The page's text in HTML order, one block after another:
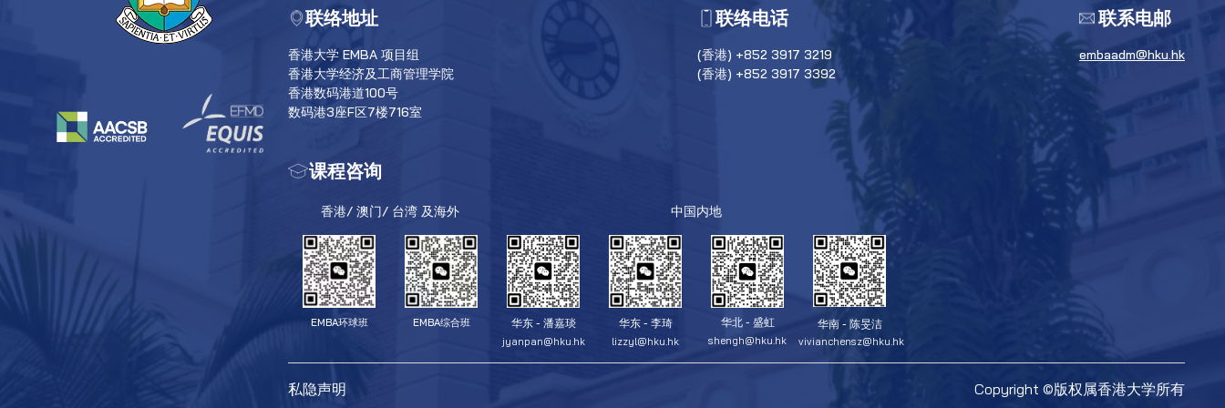
联络地址
香港大学 EMBA 项目组
香港大学经济及工商管理学院
香港数码港道100号
数码港3座F区7楼716室
联络电话
(香港) +852 3917 3219
(香港) +852 3917 3392
联系电邮
embaadm@hku.hk
课程咨询
香港/ 澳门/ 台湾 及海外
EMBA环球班 EMBA综合班
中国内地
华东 - 潘嘉琰
jyanpan@hku.hk
华东 - 李琦
lizzyl@hku.hk
华北 - 盛虹
shengh@hku.hk
华南 - 陈旻洁
vivianchensz@hku.hk
私隐声明 Copyright ©版权属香港大学所有